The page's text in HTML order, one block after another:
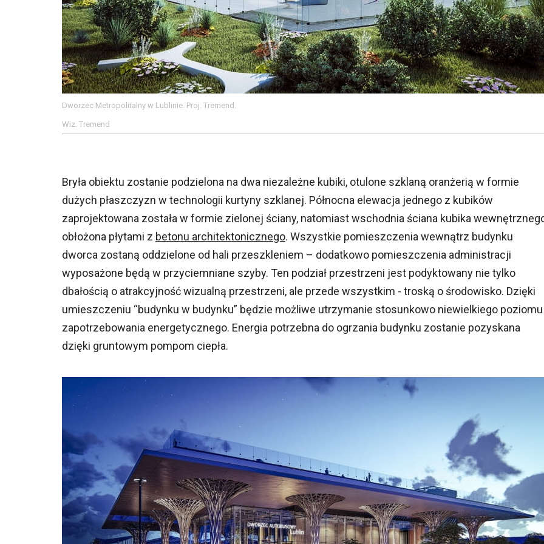
Dworzec Metropolitalny w Lublinie. Proj. Tremend.
Wiz. Tremend
Bryła obiektu zostanie podzielona na dwa niezależne kubiki, otulone szklaną oranżerią w formie
dużych płaszczyzn w technologii kurtyny szklanej. Północna elewacja jednego z kubików
zaprojektowana została w formie zielonej ściany, natomiast wschodnia ściana kubika
obłożona płytami z betonu architektonicznego. Wszystkie pomieszczenia wewnątrz budynku
dworca zostaną oddzielone od hali przeszkleniem – dodatkowo pomieszczenia administracji
wyposażone będą w przyciemniane szyby. Ten podział przestrzeni jest podyktowany nie tylko
dbałością o atrakcyjność wizualną przestrzeni, ale przede wszystkim - troską o środowisko. Dzięki
umieszczeniu “budynku w budynku” będzie możliwe utrzymanie stosunkowo niewielkiego poziomu
zapotrzebowania energetycznego. Energia potrzebna do ogrzania budynku zostanie pozyskana
dzięki gruntowym pompom ciepła.